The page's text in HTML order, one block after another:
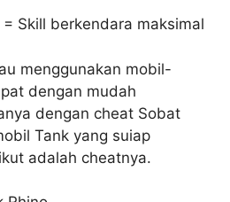
= Skill berkendara maksimal
menggunakan mobil-
dengan mudah
dengan cheat Sobat
Tank yang suiap
adalah cheatnya.